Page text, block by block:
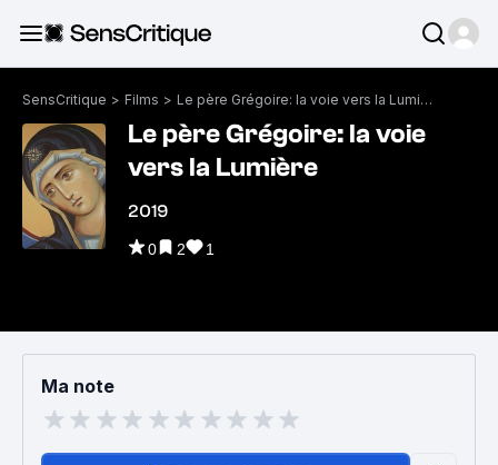
SensCritique > Films > Le père Grégoire: la voie vers la Lumière
Le père Grégoire: la voie
vers la Lumière
2019
0 2 1
Ma note